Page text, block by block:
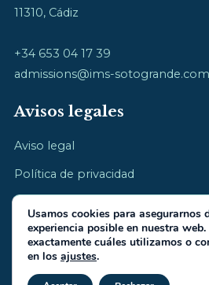
11310, Cádiz
+34 653 04 17 39
admissions@ims-sotogrande.com
Avisos legales
Aviso legal
Política de privacidad
Política de cookies
© 2026 International Montessori
Usamos cookies para asegurarnos
experiencia posible en nuestra web.
exactamente cuáles utilizamos o
en los ajustes.